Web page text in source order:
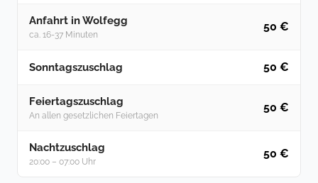
Anfahrt in Wolfegg
ca. 16-37 Minuten
50 €
Sonntagszuschlag 50 €
Feiertagszuschlag
An allen gesetzlichen Feiertagen
50 €
Nachtzuschlag
20:00 – 07:00 Uhr
50 €